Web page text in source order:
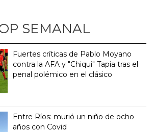
SEMANAL
Fuertes críticas de Pablo Moyano
contra la AFA y "Chiqui" Tapia tras el
penal polémico en el clásico
Entre Ríos: murió un niño de ocho
años con Covid